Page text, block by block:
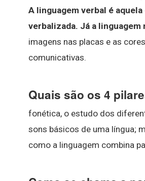
A linguagem verbal é
verbalizada. Já a
imagens nas placas e as
comunicativas.
Quais são os 4
fonética, o estudo dos
sons básicos de uma língua;
como a linguagem combina